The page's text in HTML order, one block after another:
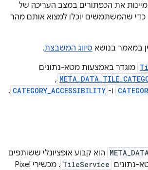
את הכפתורים במצב העריכה של
כדי שהמשתמשים יוכלו למצוא אותם מהר
במאמר בנושא סיווג המשבצת.
מוגדר באמצעות מטא-נתונים
, ‏
ו- CATEGORY_ACCESSIBILITY
.
הוא קבוע אופציונלי ששותפים
נתונים TileService
. מכשירי Pixel